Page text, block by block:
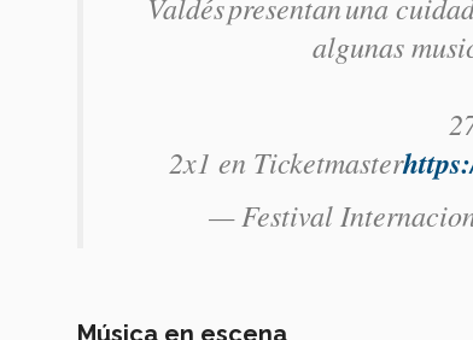
algunas
2x1 en Ticketmaster
— Festival
Música en escena